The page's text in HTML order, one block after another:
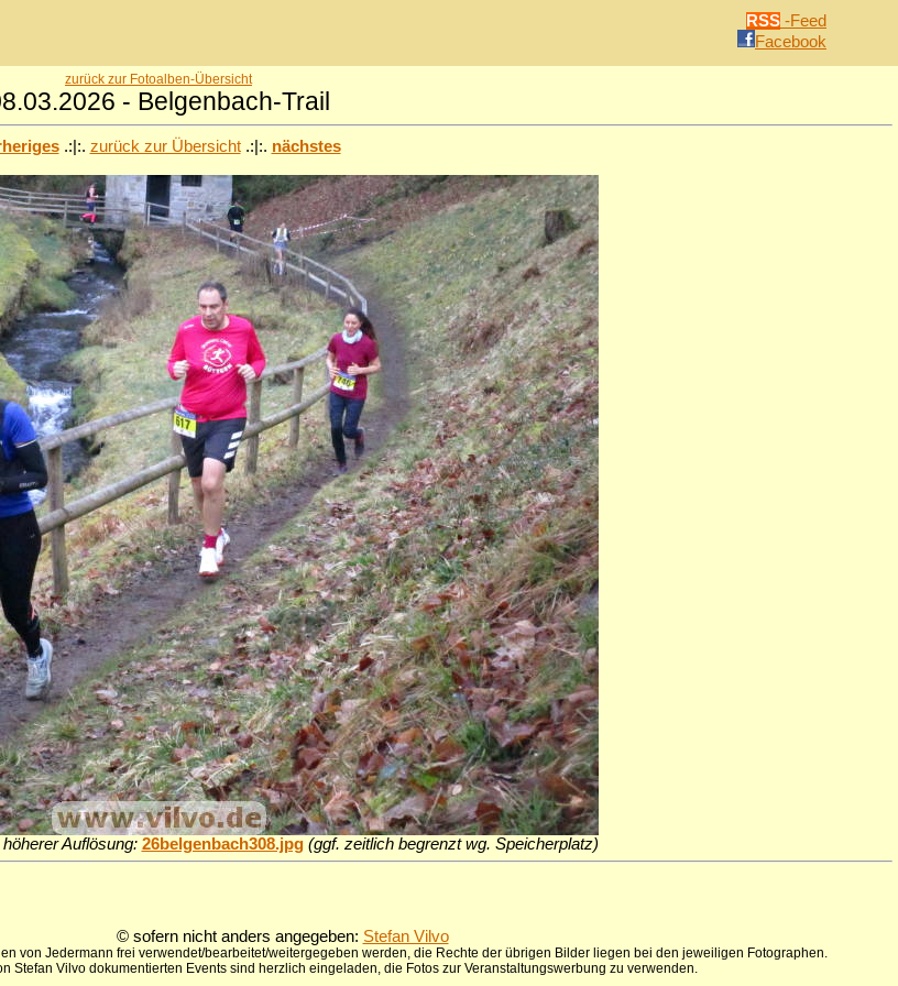
RSS -Feed
Facebook
zurück zur Fotoalben-Übersicht
- Belgenbach-Trail
.:|:. zurück zur Übersicht.:|:. nächstes
Auflösung: 26belgenbach308.jpg (ggf. zeitlich begrenzt wg. Speicherplatz)
© sofern nicht anders angegeben: Stefan Vilvo
von Jedermann frei verwendet/bearbeitet/weitergegeben werden, die Rechte der übrigen Bilder liegen bei den jeweiligen Fotographen.
Stefan Vilvo dokumentierten Events sind herzlich eingeladen, die Fotos zur Veranstaltungswerbung zu verwenden.